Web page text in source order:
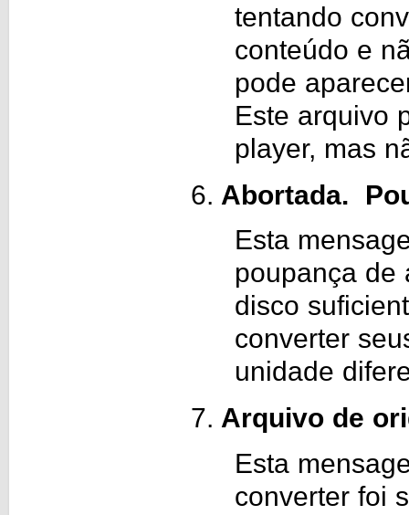
tentando
conteúdo e
pode
Este arquivo
player, mas
Abortada.
Esta
poupança de
disco
converter
unidade
Arquivo de
Esta
converter foi